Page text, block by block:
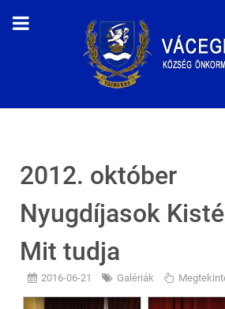
2012. október
Nyugdíjasok
Mit tudja
2016-06-21 Galériák